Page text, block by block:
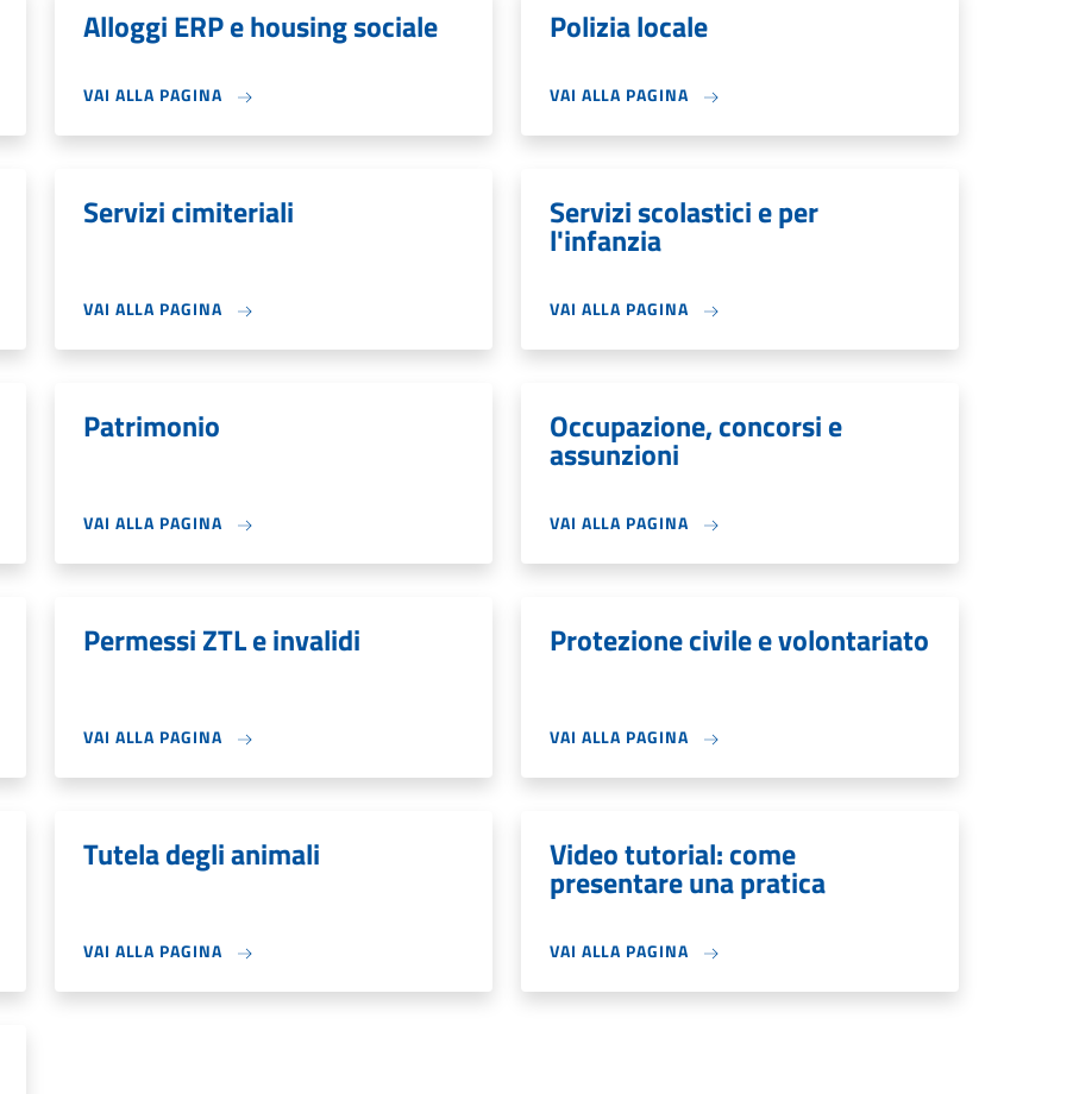
Alloggi ERP e housing sociale
VAI ALLA PAGINA
Polizia locale
VAI ALLA PAGINA
Servizi cimiteriali
VAI ALLA PAGINA
Servizi scolastici e per
l'infanzia
VAI ALLA PAGINA
Patrimonio
VAI ALLA PAGINA
Occupazione, concorsi e
assunzioni
VAI ALLA PAGINA
Permessi ZTL e invalidi
VAI ALLA PAGINA
Protezione civile e volontariato
VAI ALLA PAGINA
Tutela degli animali
VAI ALLA PAGINA
Video tutorial: come
presentare una pratica
VAI ALLA PAGINA